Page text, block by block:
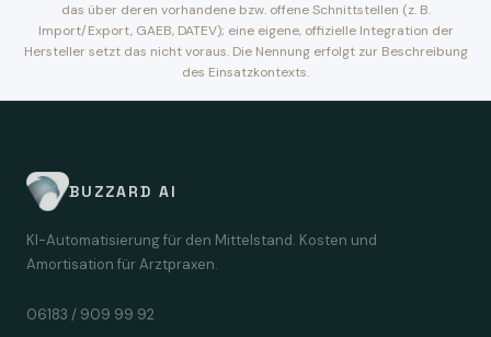
das über deren vorhandene bzw. offene Schnittstellen (z. B.
Import/Export, GAEB, DATEV); eine eigene, offizielle Integration der
Hersteller setzt das nicht voraus. Die Nennung erfolgt zur Beschreibung
des Einsatzkontexts.
BUZZARD AI
KI-Automatisierung für den Mittelstand. Kosten und
Amortisation für Arztpraxen.
06183 / 909 99 92